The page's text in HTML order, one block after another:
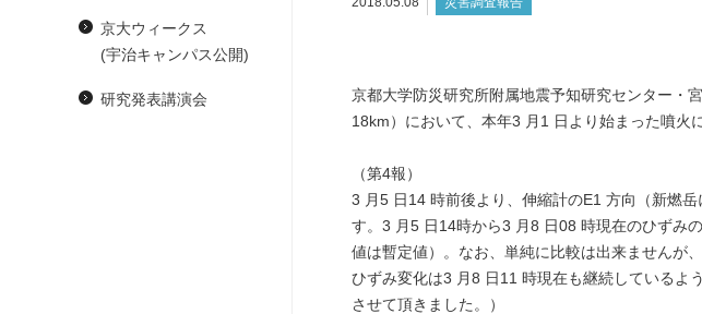
京都大学防災研究所附属地震予知研究センター・
18km）において、本年3 月1 日より始まった噴火
（第4報）
3 月5 日14 時前後より、伸縮計のE1 方向（新燃
す。3 月5 日14時から3 月8 日08 時現在のひずみ
値は暫定値）。なお、単純に比較は出来ませんが
ひずみ変化は3 月8 日11 時現在も継続しているよ
させて頂きました。）
京大ウィークス
(宇治キャンパス公開)
研究発表講演会